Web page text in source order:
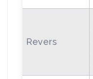
Revers